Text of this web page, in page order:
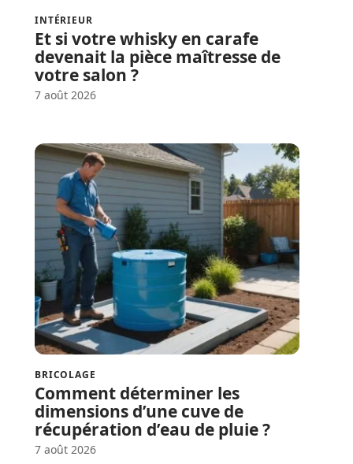
INTÉRIEUR
Et si votre whisky en carafe
devenait la pièce maîtresse de
votre salon ?
7 août 2026
BRICOLAGE
Comment déterminer les
dimensions d’une cuve de
récupération d’eau de pluie ?
7 août 2026